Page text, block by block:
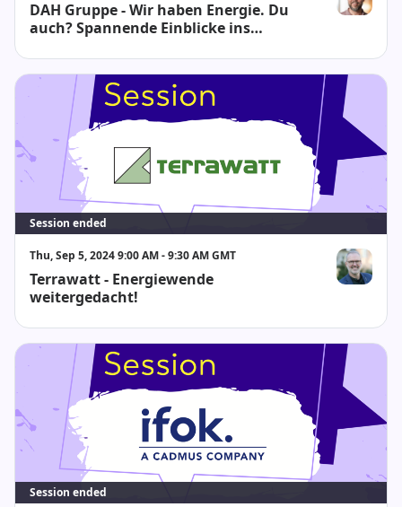
DAH Gruppe - Wir haben Energie. Du
auch? Spannende Einblicke ins
Geschäftsführer der AGI
Andreas
Session ended
Thu, Sep 5, 2024 9:00 AM - 9:30 AM GMT
Terrawatt - Energiewende
weitergedacht!
Falk Zeuner
Session ended